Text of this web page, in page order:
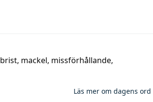
brist, mackel, missförhållande,
Läs mer om dagens ord